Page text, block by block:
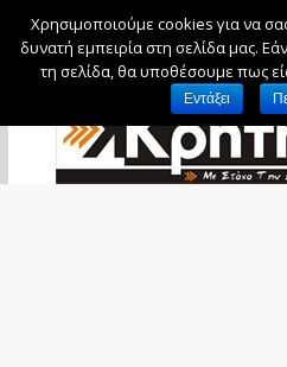
Παρασκευή, 7
Χρησιμοποιούμε cookies για να
δυνατή εμπειρία στη σελίδα μας.
τη σελίδα, θα υποθέσουμε πως
Εντάξει